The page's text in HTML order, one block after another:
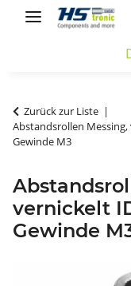
Zurück zur Liste
Abstandsrollen
Gewinde M3
vernickelt
Gewinde